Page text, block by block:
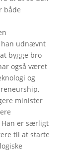
både
han udnævnt
bygge bro
også været
og
minister
er særligt
til at starte